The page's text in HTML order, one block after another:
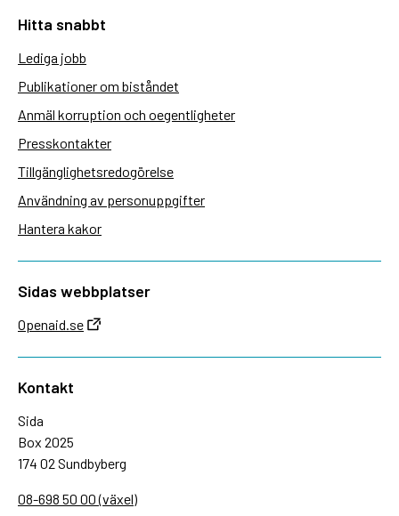
Hitta snabbt
Lediga jobb
Publikationer om biståndet
Anmäl korruption och oegentligheter
Presskontakter
Tillgänglighetsredogörelse
Användning av personuppgifter
Hantera kakor
Sidas webbplatser
Openaid.se
Kontakt
Sida
Box 2025
174 02 Sundbyberg
08-698 50 00 (växel)